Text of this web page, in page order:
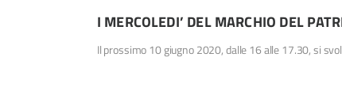
I MERCOLEDI’ DEL MARCHIO DEL
Il prossimo 10 giugno 2020, dalle 16 alle 17.30, si